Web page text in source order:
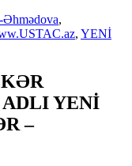
Əhmədova,
, YENİ
YENİ
–